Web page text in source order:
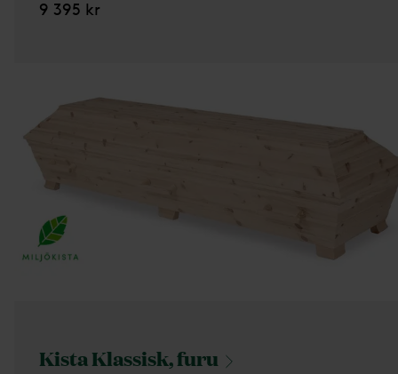
9 395 kr
Kista Klassisk,furu